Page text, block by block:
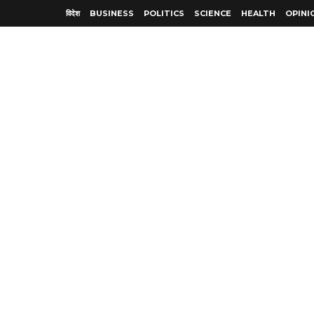
विदेश BUSINESS POLITICS SCIENCE HEALTH